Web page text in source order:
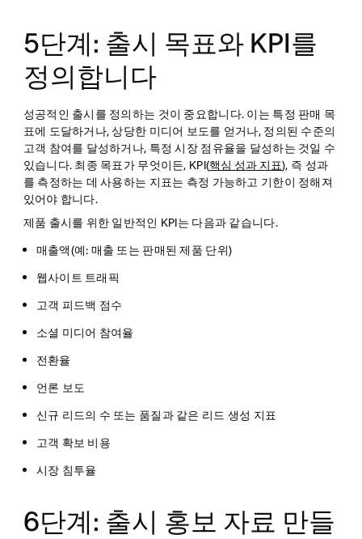
5단계: 출시 목표와 KPI를
정의합니다
성공적인 출시를 정의하는 것이 중요합니다. 이는 특정 판매 목
표에 도달하거나, 상당한 미디어 보도를 얻거나, 정의된 수준의
고객 참여를 달성하거나, 특정 시장 점유율을 달성하는 것일 수
있습니다. 최종 목표가 무엇이든, KPI(핵심 성과 지표), 즉 성과
를 측정하는 데 사용하는 지표는 측정 가능하고 기한이 정해져
있어야 합니다.
제품 출시를 위한 일반적인 KPI는 다음과 같습니다.
매출액(예: 매출 또는 판매된 제품 단위)
웹사이트 트래픽
고객 피드백 점수
소셜 미디어 참여율
전환율
언론 보도
신규 리드의 수 또는 품질과 같은 리드 생성 지표
고객 확보 비용
시장 침투율
6단계: 출시 홍보 자료 만들